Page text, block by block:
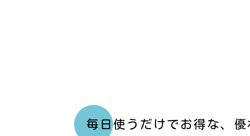
毎日使うだけでお得な、優